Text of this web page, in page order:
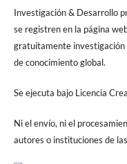
Investigación & Desarrollo
se registren en la página
gratuitamente investigación
de conocimiento global.
Se ejecuta bajo Licencia
Ni el envío, ni el
autores o instituciones de